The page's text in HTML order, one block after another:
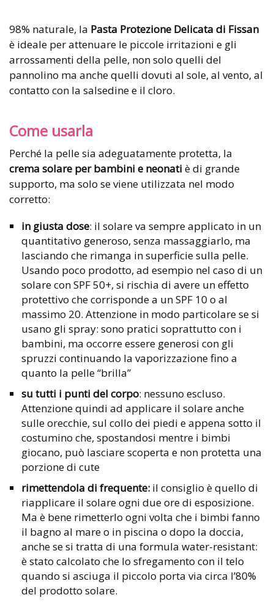
98% naturale, la Pasta Protezione Delicata di Fissan
è ideale per attenuare le piccole irritazioni e gli
arrossamenti della pelle, non solo quelli del
pannolino ma anche quelli dovuti al sole, al vento, al
contatto con la salsedine e il cloro.
Come usarla
Perché la pelle sia adeguatamente protetta, la
crema solare per bambini e neonati è di grande
supporto, ma solo se viene utilizzata nel modo
corretto:
in giusta dose: il solare va sempre applicato in un
quantitativo generoso, senza massaggiarlo, ma
lasciando che rimanga in superficie sulla pelle.
Usando poco prodotto, ad esempio nel caso di un
solare con SPF 50+, si rischia di avere un effetto
protettivo che corrisponde a un SPF 10 o al
massimo 20. Attenzione in modo particolare se si
usano gli spray: sono pratici soprattutto con i
bambini, ma occorre essere generosi con gli
spruzzi continuando la vaporizzazione fino a
quanto la pelle “brilla”
su tutti i punti del corpo: nessuno escluso.
Attenzione quindi ad applicare il solare anche
sulle orecchie, sul collo dei piedi e appena sotto il
costumino che, spostandosi mentre i bimbi
giocano, può lasciare scoperta e non protetta una
porzione di cute
rimettendola di frequente: il consiglio è quello di
riapplicare il solare ogni due ore di esposizione.
Ma è bene rimetterlo ogni volta che i bimbi fanno
il bagno al mare o in piscina o dopo la doccia,
anche se si tratta di una formula water-resistant:
è stato calcolato che lo sfregamento con il telo
quando si asciuga il piccolo porta via circa l’80%
del prodotto solare.